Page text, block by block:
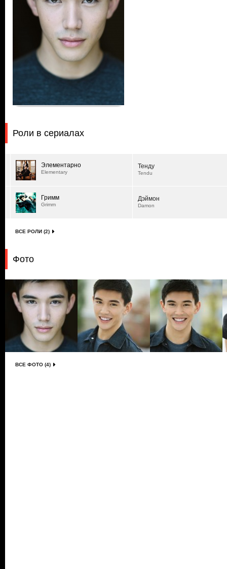
Роли в сериалах
Элементарно
Elementary
Тенду
Tendu
Гримм
Grimm
Дэймон
Damon
ВСЕ РОЛИ (2)
Фото
ВСЕ ФОТО (4)